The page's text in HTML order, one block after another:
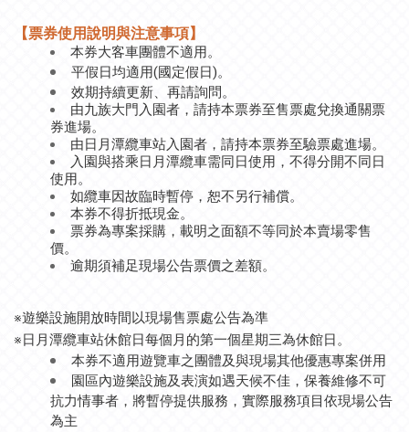
【票券使用說明與注意事項】
本券大客車團體不適用。
平假日均適用(國定假日)。
效期持續更新、再請詢問。
由九族大門入園者，請持本票券至售票處兌換通關票
券進場。
由日月潭纜車站入園者，請持本票券至驗票處進場。
入園與搭乘日月潭纜車需同日使用，不得分開不同日
使用。
如纜車因故臨時暫停，恕不另行補償。
本券不得折抵現金。
票券為專案採購，載明之面額不等同於本賣場零售
價。
逾期須補足現場公告票價之差額。
※遊樂設施開放時間以現場售票處公告為準
※日月潭纜車站休館日每個月的第一個星期三為休館日。
本券不適用遊覽車之團體及與現場其他優惠專案併用
園區內遊樂設施及表演如遇天候不佳，保養維修不可
抗力情事者，將暫停提供服務，實際服務項目依現場公告
為主